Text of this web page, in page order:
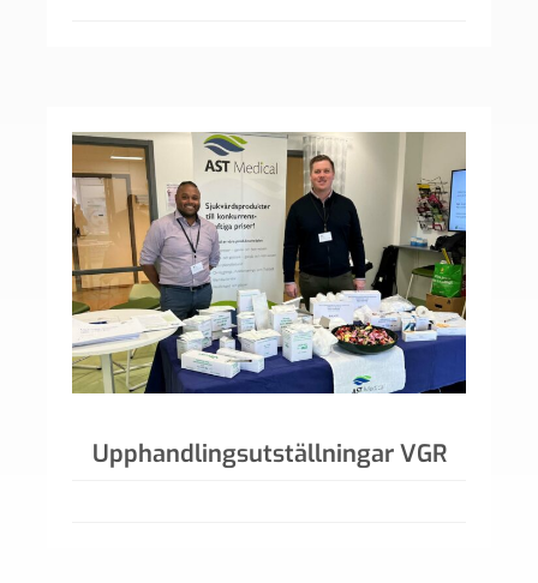
Upphandlingsutställningar VGR